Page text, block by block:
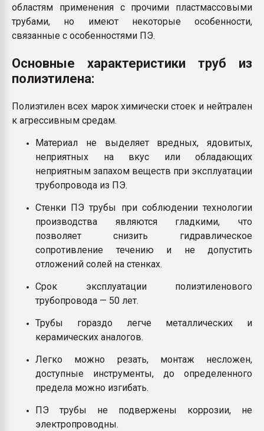
областям применения с прочими пластмассовыми
трубами, но имеют некоторые особенности,
связанные с особенностями ПЭ.
Основные характеристики труб из
полиэтилена:
Полиэтилен всех марок химически стоек и нейтрален
к агрессивным средам.
Материал не выделяет вредных, ядовитых,
неприятных на вкус или обладающих
неприятным запахом веществ при эксплуатации
трубопровода из ПЭ.
Стенки ПЭ трубы при соблюдении технологии
производства являются гладкими, что
позволяет снизить гидравлическое
сопротивление течению и не допустить
отложений солей на стенках.
Срок эксплуатации полиэтиленового
трубопровода — 50 лет.
Трубы гораздо легче металлических и
керамических аналогов.
Легко можно резать, монтаж несложен,
доступные инструменты, до определенного
предела можно изгибать.
ПЭ трубы не подвержены коррозии, не
электропроводны.